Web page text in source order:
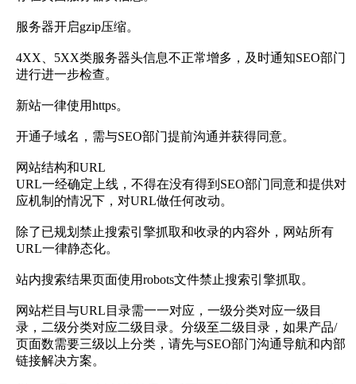
服务器开启gzip压缩。
4XX、5XX类服务器头信息不正常增多，及时通知SEO部门
进行进一步检查。
新站一律使用https。
开通子域名，需与SEO部门提前沟通并获得同意。
网站结构和URL
URL一经确定上线，不得在没有得到SEO部门同意和提供对
应机制的情况下，对URL做任何改动。
除了已规划禁止搜索引擎抓取和收录的内容外，网站所有
URL一律静态化。
站内搜索结果页面使用robots文件禁止搜索引擎抓取。
网站栏目与URL目录需一一对应，一级分类对应一级目
录，二级分类对应二级目录。分级至二级目录，如果产品/
页面数需要三级以上分类，请先与SEO部门沟通导航和内部
链接解决方案。